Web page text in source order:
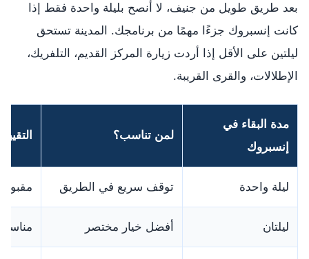
بعد طريق طويل من جنيف، لا أنصح بليلة واحدة فقط إذا
كانت إنسبروك جزءًا مهمًا من برنامجك. المدينة تستحق
ليلتين على الأقل إذا أردت زيارة المركز القديم، التلفريك،
الإطلالات، والقرى القريبة.
مدة البقاء في
إنسبروك
لمن تناسب؟ التقييم
ليلة واحدة توقف سريع في الطريق
ليلتان أفضل خيار مختصر